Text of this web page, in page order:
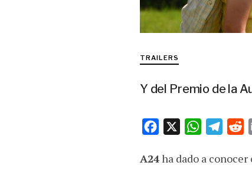
TRAILERS
Y del Premio de la
c
W
a
l
d
A24ha dado a